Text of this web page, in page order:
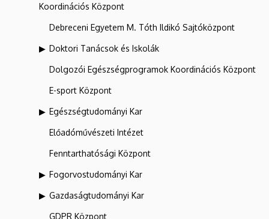
Koordinációs Központ
Debreceni Egyetem M. Tóth Ildikó Sajtóközpont
Doktori Tanácsok és Iskolák
Dolgozói Egészségprogramok Koordinációs Központ
E-sport Központ
Egészségtudományi Kar
Előadóművészeti Intézet
Fenntarthatósági Központ
Fogorvostudományi Kar
Gazdaságtudományi Kar
GDPR Központ